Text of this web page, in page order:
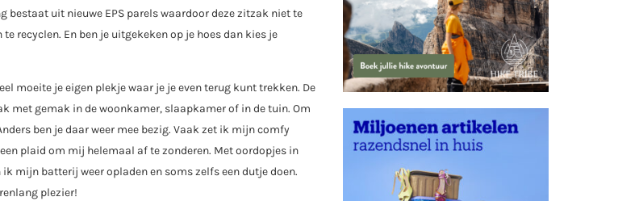
uit nieuwe EPS parels waardoor deze zitzak niet te
recyclen. En ben je uitgekeken op je hoes dan kies je
moeite je eigen plekje waar je je even terug kunt trekken. De
met gemak in de woonkamer, slaapkamer of in de tuin. Om
ben je daar weer mee bezig. Vaak zet ik mijn comfy
plaid om mij helemaal af te zonderen. Met oordopjes in
mijn batterij weer opladen en soms zelfs een dutje doen.
plezier!